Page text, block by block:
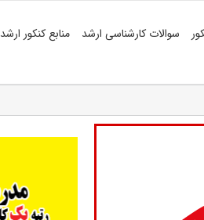
سوالات کارشناسی ارشد منابع کنکور ارشد